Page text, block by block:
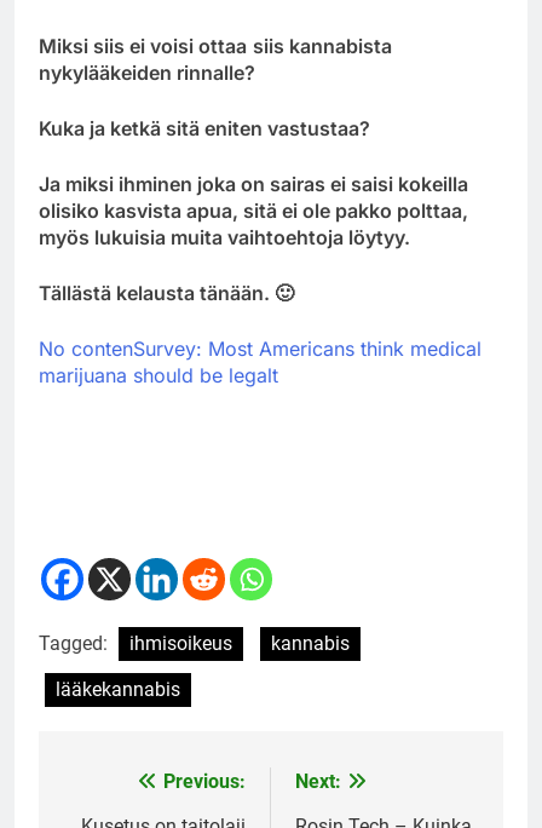
Miksi siis ei voisi ottaa siis kannabista
nykylääkeiden rinnalle?
Kuka ja ketkä sitä eniten vastustaa?
Ja miksi ihminen joka on sairas ei saisi kokeilla
olisiko kasvista apua, sitä ei ole pakko polttaa,
myös lukuisia muita vaihtoehtoja löytyy.
Tällästä kelausta tänään. 🙂
No contenSurvey: Most Americans think medical
marijuana should be legalt
Tagged: ihmisoikeus
kannabis
lääkekannabis
Previous:
Next: